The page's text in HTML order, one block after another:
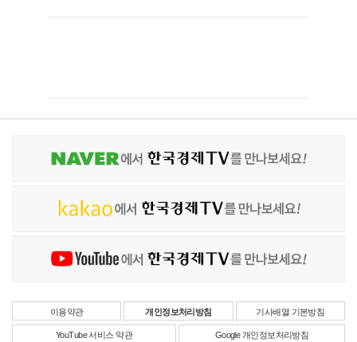
이용약관 개인정보처리방침 기사배열 기본방침
YouTube 서비스 약관 Google 개인정보처리방침